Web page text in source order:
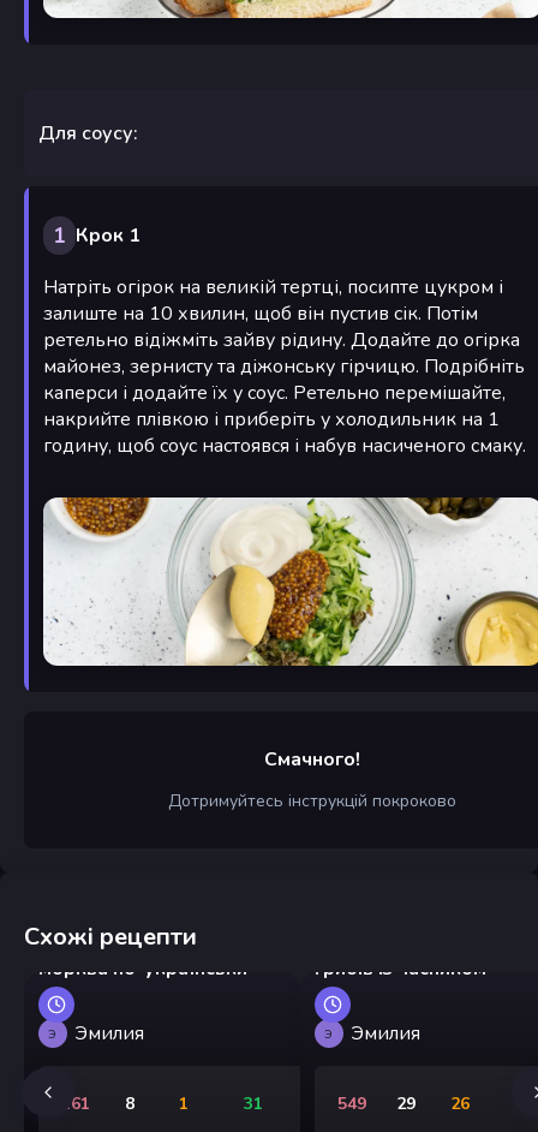
Для соусу:
1 Крок 1
Натріть огірок на великій тертці, посипте цукром і
залиште на 10 хвилин, щоб він пустив сік. Потім
ретельно відіжміть зайву рідину. Додайте до огірка
майонез, зернисту та діжонську гірчицю. Подрібніть
каперси і додайте їх у соус. Ретельно перемішайте,
накрийте плівкою і приберіть у холодильник на 1
годину, щоб соус настоявся і набув насиченого смаку.
Смачного!
Дотримуйтесь інструкцій покроково
Схожі рецепти
Малосольні огірки та
морква по-українськи
Э Эмилия
161 8 1 31
грибів із часником
Э Эмилия
549 29 26 55